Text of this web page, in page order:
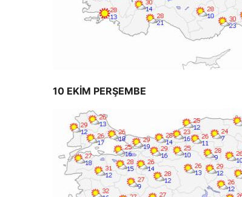
10 EKİM PERŞEMBE